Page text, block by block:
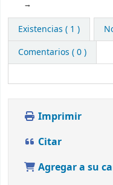
Existencias ( 1 )
Comentarios ( 0 )
Imprimir
Citar
Agregar a su